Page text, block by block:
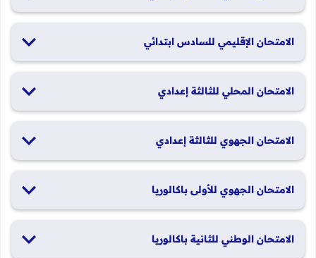
الامتحان الإقليمي للسادس ابتدائي
الامتحان المحلي للثالثة إعدادي
الامتحان الجهوي للثالثة إعدادي
الامتحان الجهوي للأولى باكالوريا
2026
الامتحان الوطني للثانية باكالوريا